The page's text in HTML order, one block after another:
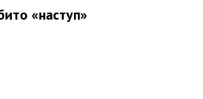
«наступ»